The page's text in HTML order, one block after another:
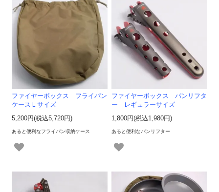
ファイヤーボックス フライパン
ケースＬサイズ
5,200円(税込5,720円)
あると便利なフライパン収納ケース
ファイヤーボックス パンリフタ
ー レギュラーサイズ
1,800円(税込1,980円)
あると便利なパンリフター